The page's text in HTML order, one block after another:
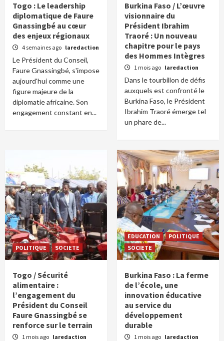
Togo : Le leadership
diplomatique de Faure
Gnassingbé au cœur
des enjeux régionaux
4 semaines ago laredaction
Le Président du Conseil,
Faure Gnassingbé, s'impose
aujourd'hui comme une
figure majeure de la
diplomatie africaine. Son
engagement constant en...
Burkina Faso / L’œuvre
visionnaire du
Président Ibrahim
Traoré : Un nouveau
chapitre pour le pays
des Hommes Intègres
1 mois ago laredaction
Dans le tourbillon de défis
auxquels est confronté le
Burkina Faso, le Président
Ibrahim Traoré émerge tel
un phare de...
POLITIQUE SOCIETE
Togo / Sécurité
alimentaire :
l’engagement du
Président du Conseil
Faure Gnassingbé se
renforce sur le terrain
1 mois ago laredaction
EDUCATION
POLITIQUE
SOCIETE
Burkina Faso : La ferme
de l’école, une
innovation éducative
au service du
développement
durable
1 mois ago laredaction